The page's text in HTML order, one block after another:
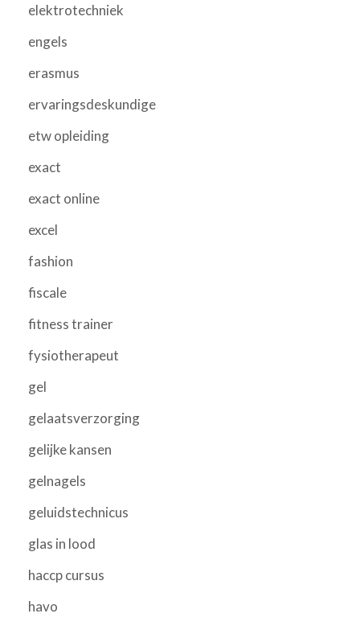
elektrotechniek
engels
erasmus
ervaringsdeskundige
etw opleiding
exact
exact online
excel
fashion
fiscale
fitness trainer
fysiotherapeut
gel
gelaatsverzorging
gelijke kansen
gelnagels
geluidstechnicus
glas in lood
haccp cursus
havo